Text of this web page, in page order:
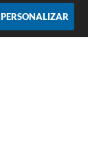
PERSONALIZAR